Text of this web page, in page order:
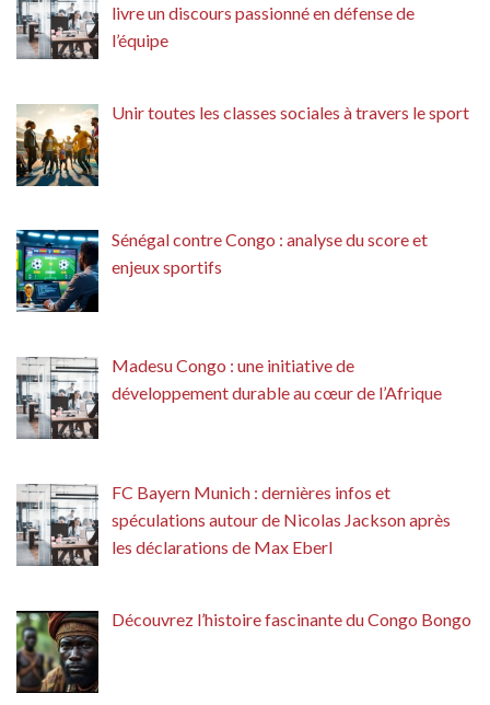
livre un discours passionné en défense de
l’équipe
Unir toutes les classes sociales à travers le sport
Sénégal contre Congo : analyse du score et
enjeux sportifs
Madesu Congo : une initiative de
développement durable au cœur de l’Afrique
FC Bayern Munich : dernières infos et
spéculations autour de Nicolas Jackson après
les déclarations de Max Eberl
Découvrez l’histoire fascinante du Congo Bongo